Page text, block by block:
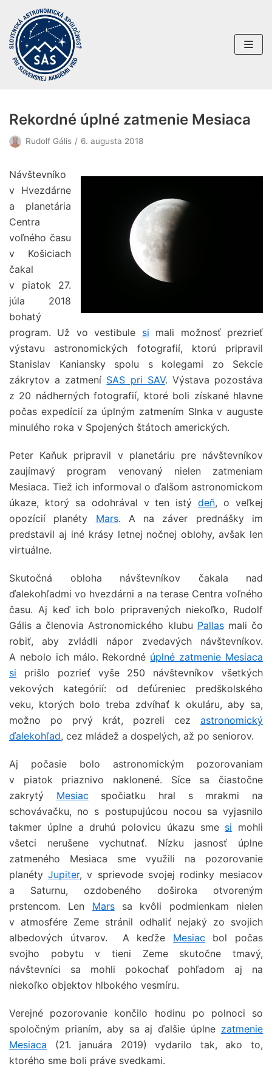
Preskočiť
na
obsah
Rekordné úplné zatmenie Mesiaca
Rudolf Gális 6. augusta 2018
Návštevníko
v Hvezdárne
a planetária
Centra
voľného času
v Košiciach
čakal
v piatok 27.
júla 2018
bohatý
program. Už vo vestibule si mali možnosť prezrieť
výstavu astronomických fotografií, ktorú pripravil
Stanislav Kaniansky spolu s kolegami zo Sekcie
zákrytov a zatmení SAS pri SAV. Výstava pozostáva
z 20 nádherných fotografií, ktoré boli získané hlavne
počas expedícií za úplným zatmením Slnka v auguste
minulého roka v Spojených štátoch amerických.
Peter Kaňuk pripravil v planetáriu pre návštevníkov
zaujímavý program venovaný nielen zatmeniam
Mesiaca. Tiež ich informoval o ďalšom astronomickom
úkaze, ktorý sa odohrával v ten istýdeň, o veľkej
opozícií planéty Mars. A na záver prednášky im
predstavil aj iné krásy letnej nočnej oblohy, avšak len
virtuálne.
Skutočná obloha návštevníkov čakala nad
ďalekohľadmi vo hvezdárni a na terase Centra voľného
času. Aj keď ich bolo pripravených niekoľko, Rudolf
Gális a členovia Astronomického klubu Pallasmali čo
robiť, aby zvládli nápor zvedavých návštevníkov.
A nebolo ich málo. Rekordné úplné zatmenie Mesiaca
si prišlo pozrieť vyše 250 návštevníkov všetkých
vekových kategórií: od deťúreniec predškolského
veku, ktorých bolo treba zdvíhať k okuláru, aby sa,
možno po prvý krát, pozreli cez astronomický
ďalekohľad, cez mládež a dospelých, až po seniorov.
Aj počasie bolo astronomickým pozorovaniam
v piatok priaznivo naklonené. Síce sa čiastočne
zakrytý Mesiac spočiatku hral s mrakmi na
schovávačku, no s postupujúcou nocou sa vyjasnilo
takmer úplne a druhú polovicu úkazu sme si mohli
všetci nerušene vychutnať. Nízku jasnosť úplne
zatmeného Mesiaca sme využili na pozorovanie
planétyJupiter, v sprievode svojej rodinky mesiacov
a Saturnu, ozdobeného doširoka otvoreným
prstencom. Len Marssa kvôli podmienkam nielen
v atmosfére Zeme stránil odhaliť nejaký zo svojich
albedových útvarov. A keďže Mesiac bol počas
svojho pobytu v tieni Zeme skutočne tmavý,
návštevníci sa mohli pokochať pohľadom aj na
niekoľko objektov hlbokého vesmíru.
Verejné pozorovanie končilo hodinu po polnoci so
spoločným prianím, aby sa aj ďalšie úplne zatmenie
Mesiaca (21. januára 2019) vydarilo tak, ako to,
ktorého sme boli práve svedkami.